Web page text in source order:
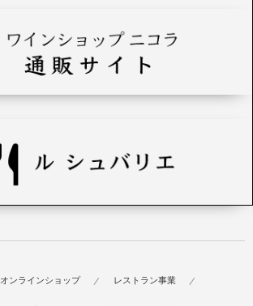
オンラインショップ レストラン事業